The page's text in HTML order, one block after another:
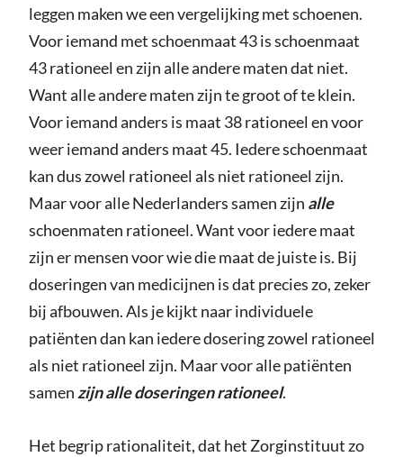
leggen maken we een vergelijking met schoenen.
Voor iemand met schoenmaat 43 is schoenmaat
43 rationeel en zijn alle andere maten dat niet.
Want alle andere maten zijn te groot of te klein.
Voor iemand anders is maat 38 rationeel en voor
weer iemand anders maat 45. Iedere schoenmaat
kan dus zowel rationeel als niet rationeel zijn.
Maar voor alle Nederlanders samen zijn alle
schoenmaten rationeel. Want voor iedere maat
zijn er mensen voor wie die maat de juiste is. Bij
doseringen van medicijnen is dat precies zo, zeker
bij afbouwen. Als je kijkt naar individuele
patiënten dan kan iedere dosering zowel rationeel
als niet rationeel zijn. Maar voor alle patiënten
samen zijn alle doseringen rationeel.
Het begrip rationaliteit, dat het Zorginstituut zo